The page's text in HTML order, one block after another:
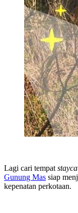
Lagi cari tempat
Gunung Mas siap
kepenatan perkotaan.